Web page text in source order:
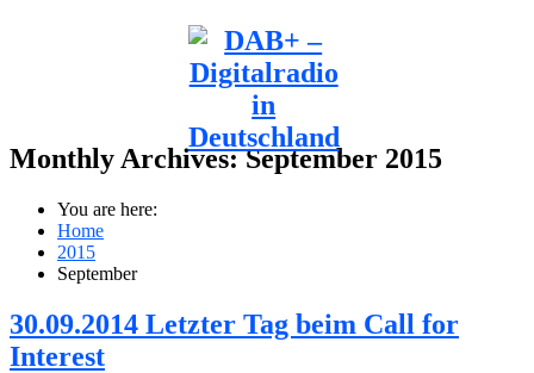
Monthly Archives:September 2015
You are here:
Home
2015
September
30.09.2014 Letzter Tag beim Call for
Interest